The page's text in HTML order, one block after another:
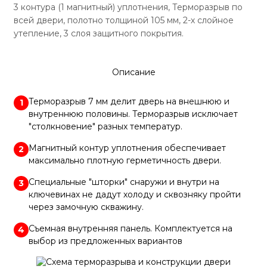
3 контура (1 магнитный) уплотнения, Терморазрыв по
всей двери, полотно толщиной 105 мм, 2-х слойное
утепление, 3 слоя защитного покрытия.
Описание
1 Терморазрыв 7 мм делит дверь на внешнюю и
внутреннюю половины. Терморазрыв исключает
"столкновение" разных температур.
2 Магнитный контур уплотнения обеспечивает
максимально плотную герметичность двери.
3 Специальные "шторки" снаружи и внутри на
ключевинах не дадут холоду и сквозняку пройти
через замочную скважину.
4 Съемная внутренняя панель. Комплектуется на
выбор из предложенных вариантов